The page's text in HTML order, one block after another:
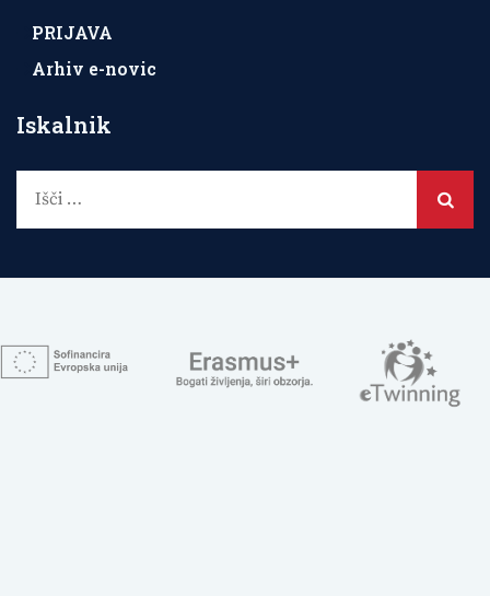
PRIJAVA
Arhiv e-novic
Iskalnik